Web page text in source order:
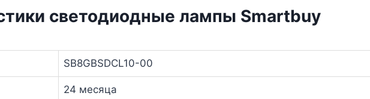
светодиодные лампы Smartbuy
SB8GBSDCL10-00
24 месяца